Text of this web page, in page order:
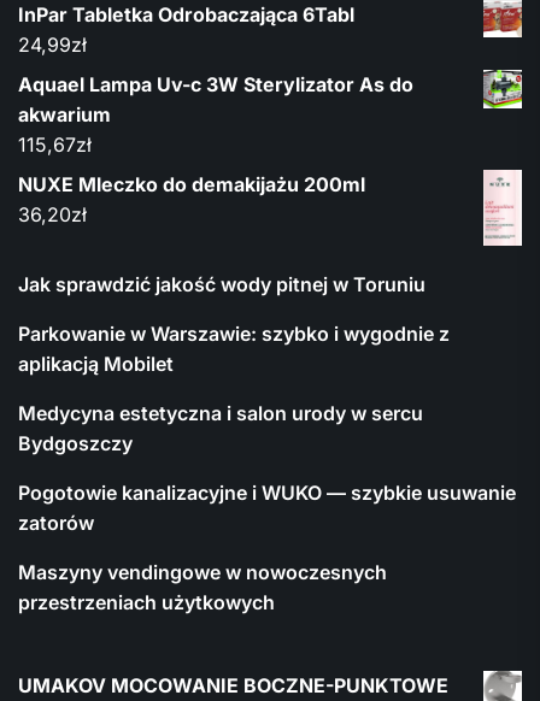
InPar Tabletka Odrobaczająca 6Tabl
24,99zł
Aquael Lampa Uv-c 3W Sterylizator As do
akwarium
115,67zł
NUXE Mleczko do demakijażu 200ml
36,20zł
Jak sprawdzić jakość wody pitnej w Toruniu
Parkowanie w Warszawie: szybko i wygodnie z
aplikacją Mobilet
Medycyna estetyczna i salon urody w sercu
Bydgoszczy
Pogotowie kanalizacyjne i WUKO — szybkie usuwanie
zatorów
Maszyny vendingowe w nowoczesnych
przestrzeniach użytkowych
UMAKOV MOCOWANIE BOCZNE-PUNKTOWE